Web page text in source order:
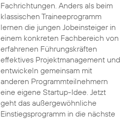
Fachrichtungen. Anders als beim
klassischen Traineeprogramm
lernen die jungen Jobeinsteiger in
einem konkreten Fachbereich von
erfahrenen Führungskräften
effektives Projektmanagement und
entwickeln gemeinsam mit
anderen Programmteilnehmern
eine eigene Startup-Idee. Jetzt
geht das außergewöhnliche
Einstiegsprogramm in die nächste